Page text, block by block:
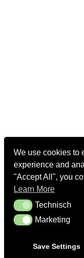
We use cookies to
experience and
"Accept All", you
Learn More
TechnischTechnisch
MarketingMarketing
Save Settings